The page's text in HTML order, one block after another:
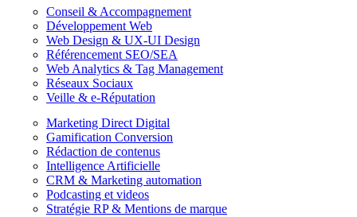
Conseil & Accompagnement
Développement Web
Web Design & UX-UI Design
Référencement SEO/SEA
Web Analytics & Tag Management
Réseaux Sociaux
Veille & e-Réputation
Marketing Direct Digital
Gamification Conversion
Rédaction de contenus
Intelligence Artificielle
CRM & Marketing automation
Podcasting et videos
Stratégie RP & Mentions de marque